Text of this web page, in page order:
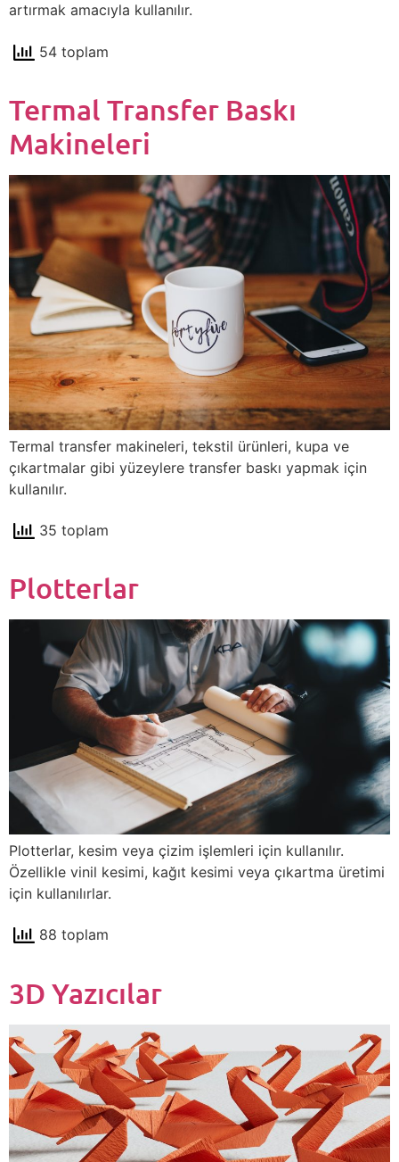
artırmak amacıyla kullanılır.
54 toplam
Termal Transfer Baskı
Makineleri
Termal transfer makineleri, tekstil ürünleri, kupa ve
çıkartmalar gibi yüzeylere transfer baskı yapmak için
kullanılır.
35 toplam
Plotterlar
Plotterlar, kesim veya çizim işlemleri için kullanılır.
Özellikle vinil kesimi, kağıt kesimi veya çıkartma üretimi
için kullanılırlar.
88 toplam
3D Yazıcılar